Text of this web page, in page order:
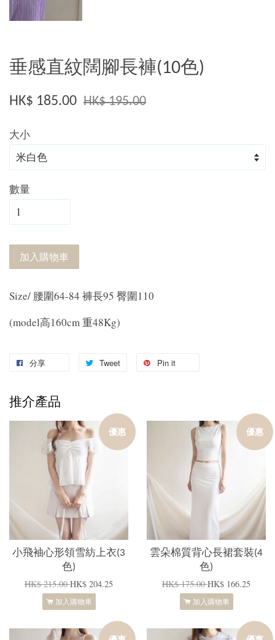
垂感直紋闊腳長褲(10色)
HK$ 185.00 HK$ 195.00
大小
數量
加入購物車
Size/ 腰圍64-84 褲長95 臀圍110
(model高160cm 重48Kg)
分享 Tweet Pin it
推介產品
優惠
小飛袖心形領雪紡上衣(3
色)
HK$ 215.00HK$ 204.25
加入購物車
優惠
雲朵棉質背心長裙套裝(4
色)
HK$ 175.00HK$ 166.25
加入購物車